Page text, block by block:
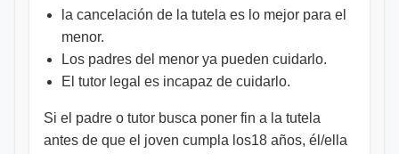
la cancelación de la tutela es lo mejor para el
menor.
Los padres del menor ya pueden cuidarlo.
El tutor legal es incapaz de cuidarlo.
Si el padre o tutor busca poner fin a la tutela
antes de que el joven cumpla los18 años, él/ella